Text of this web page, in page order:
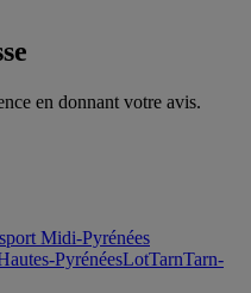
en donnant votre avis.
Midi-Pyrénées
PyrénéesLotTarnTarn-